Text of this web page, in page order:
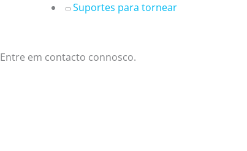
Suportes para tornear
Entre em contacto connosco.